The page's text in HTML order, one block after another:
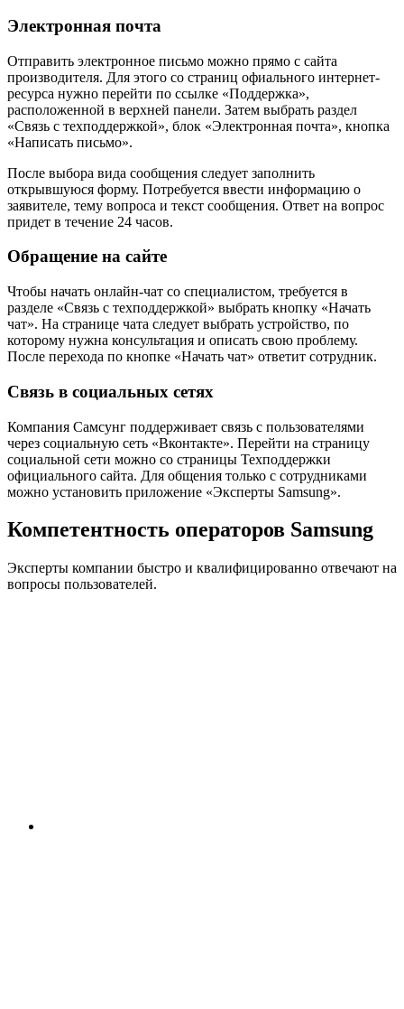
Электронная почта
Отправить электронное письмо можно прямо с сайта
производителя. Для этого со страниц офиального интернет-
ресурса нужно перейти по ссылке «Поддержка»,
расположенной в верхней панели. Затем выбрать раздел
«Связь с техподдержкой», блок «Электронная почта», кнопка
«Написать письмо».
После выбора вида сообщения следует заполнить
открывшуюся форму. Потребуется ввести информацию о
заявителе, тему вопроса и текст сообщения. Ответ на вопрос
придет в течение 24 часов.
Обращение на сайте
Чтобы начать онлайн-чат со специалистом, требуется в
разделе «Связь с техподдержкой» выбрать кнопку «Начать
чат». На странице чата следует выбрать устройство, по
которому нужна консультация и описать свою проблему.
После перехода по кнопке «Начать чат» ответит сотрудник.
Связь в социальных сетях
Компания Самсунг поддерживает связь с пользователями
через социальную сеть «Вконтакте». Перейти на страницу
социальной сети можно со страницы Техподдержки
официального сайта. Для общения только с сотрудниками
можно установить приложение «Эксперты Samsung».
Компетентность операторов Samsung
Эксперты компании быстро и квалифицированно отвечают на
вопросы пользователей.